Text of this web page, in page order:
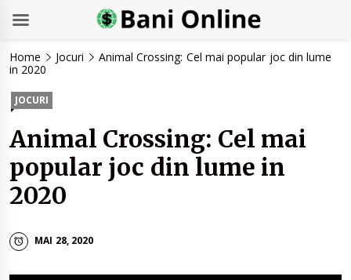
to
Home Jocuri
Animal Crossing: Cel mai popular joc din lume
in 2020
JOCURI
Animal Crossing: Cel mai
popular joc din lume in
2020
MAI 28, 2020